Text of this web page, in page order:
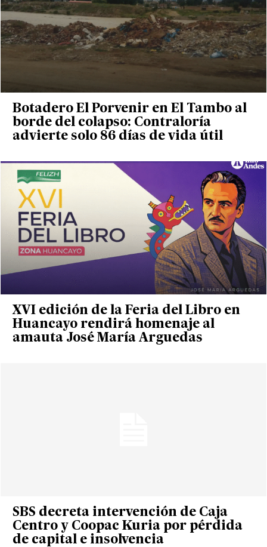
Botadero El Porvenir en El Tambo al
borde del colapso: Contraloría
advierte solo 86 días de vida útil
XVI edición de la Feria del Libro en
Huancayo rendirá homenaje al
amauta José María Arguedas
SBS decreta intervención de Caja
Centro y Coopac Kuria por pérdida
de capital e insolvencia